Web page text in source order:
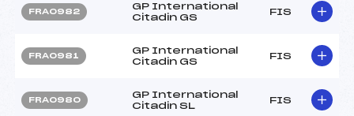
FRA0982
GP International
Citadin GS
FIS
FRA0981
GP International
Citadin GS
FIS
FRA0980
GP International
Citadin SL
FIS